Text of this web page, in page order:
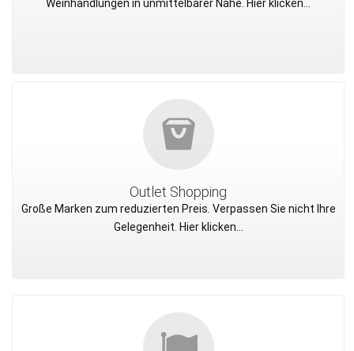
Weinhandlungen in unmittelbarer Nähe. Hier klicken...
Outlet Shopping
Große Marken zum reduzierten Preis. Verpassen Sie nicht Ihre
Gelegenheit. Hier klicken...